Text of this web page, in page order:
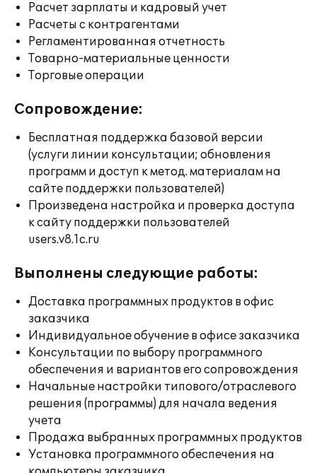
Расчет зарплаты и кадровый учет
Расчеты с контрагентами
Регламентированная отчетность
Товарно-материальные ценности
Торговые операции
Сопровождение:
Бесплатная поддержка базовой версии
(услуги линии консультации; обновления
программ и доступ к метод. материалам на
сайте поддержки пользователей)
Произведена настройка и проверка доступа
к сайту поддержки пользователей
users.v8.1c.ru
Выполнены следующие работы:
Доставка программных продуктов в офис
заказчика
Индивидуальное обучение в офисе заказчика
Консультации по выбору программного
обеспечения и вариантов его сопровождения
Начальные настройки типового/отраслевого
решения (программы) для начала ведения
учета
Продажа выбранных программных продуктов
Установка программного обеспечения на